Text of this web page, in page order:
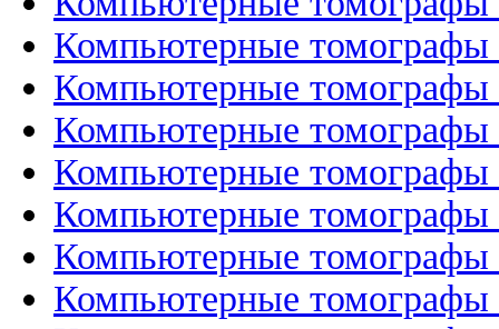
Компьютерные томографы
Компьютерные томографы
Компьютерные томографы
Компьютерные томографы
Компьютерные томографы
Компьютерные томографы
Компьютерные томографы